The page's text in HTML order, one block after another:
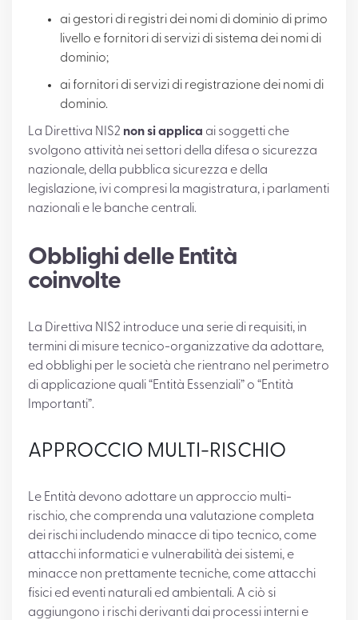
ai gestori di registri dei nomi di dominio di primo
livello e fornitori di servizi di sistema dei nomi di
dominio;
ai fornitori di servizi di registrazione dei nomi di
dominio.
La Direttiva NIS2 non si applica ai soggetti che
svolgono attività nei settori della difesa o sicurezza
nazionale, della pubblica sicurezza e della
legislazione, ivi compresi la magistratura, i parlamenti
nazionali e le banche centrali.
Obblighi delle Entità
coinvolte
La Direttiva NIS2 introduce una serie di requisiti, in
termini di misure tecnico-organizzative da adottare,
ed obblighi per le società che rientrano nel perimetro
di applicazione quali “Entità Essenziali” o “Entità
Importanti”.
APPROCCIO MULTI-RISCHIO
Le Entità devono adottare un approccio multi-
rischio, che comprenda una valutazione completa
dei rischi includendo minacce di tipo tecnico, come
attacchi informatici e vulnerabilità dei sistemi, e
minacce non prettamente tecniche, come attacchi
fisici ed eventi naturali ed ambientali. A ciò si
aggiungono i rischi derivanti dai processi interni e